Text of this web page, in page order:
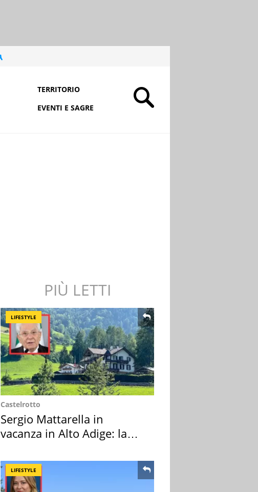
TERRITORIO
EVENTI E SAGRE
PIÙ LETTI
LIFESTYLE
Castelrotto
Sergio Mattarella in
vacanza in Alto Adige: la
LIFESTYLE